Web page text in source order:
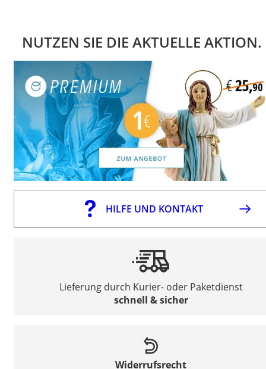
NUTZEN SIE DIE AKTUELLE AKTION.
HILFE UND KONTAKT
Lieferung durch Kurier- oder Paketdienst
schnell & sicher
Widerrufsrecht